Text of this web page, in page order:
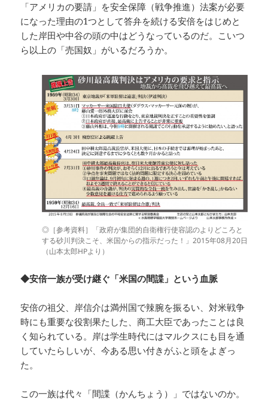
「アメリカの要請」を安全保障（戦争推進）法案が必要
になった理由の1つとして答弁を続ける安倍をはじめと
した岸田や中谷の頭の中はどうなっているのだ。こいつ
ら以上の「売国奴」がいるだろうか。
◎［参考資料］「政府が集団的自衛権行使容認のよりどころと
する砂川判決こそ、米国からの指示だった！」2015年08月20日
（山本太郎HPより）
◆安倍一族が受け継ぐ「米国の間諜」という血脈
安倍の祖父、岸信介は満州国で辣腕を振るい、対米戦争
時にも重要な役割果たした、商工大臣であったことは良
く知られている。岸は学生時代にはマルクスにも目を通
していたらしいが、今ある思い付きがふと頭をよぎっ
た。
この一族は代々「間諜（かんちょう）」ではないのか。